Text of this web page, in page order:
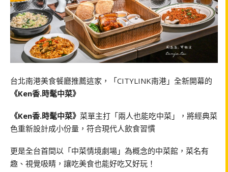
台北南港美食餐廳推薦這家，「CITYLINK南港」全新開幕的
《Ken香.時髦中菜》
《Ken香.時髦中菜》 菜單主打「兩人也能吃中菜」，將經典菜
色重新設計成小份量，符合現代人飲食習慣
更是全台首間以「中菜情境劇場」為概念的中菜館，菜名有
趣、視覺吸睛，讓吃美食也能好吃又好玩！